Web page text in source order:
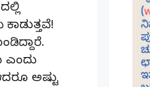
ಎಂದು
ಅಷ್ಟು